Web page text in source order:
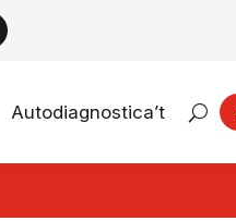
Autodiagnostica’t